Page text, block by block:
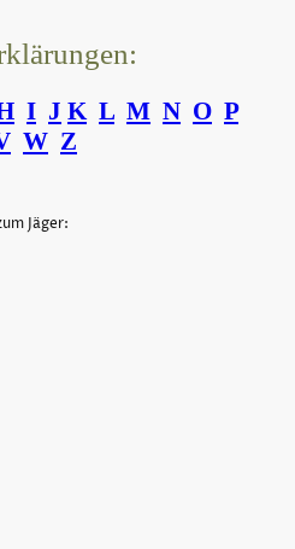
I J K L M N O P
W Z
Jäger: